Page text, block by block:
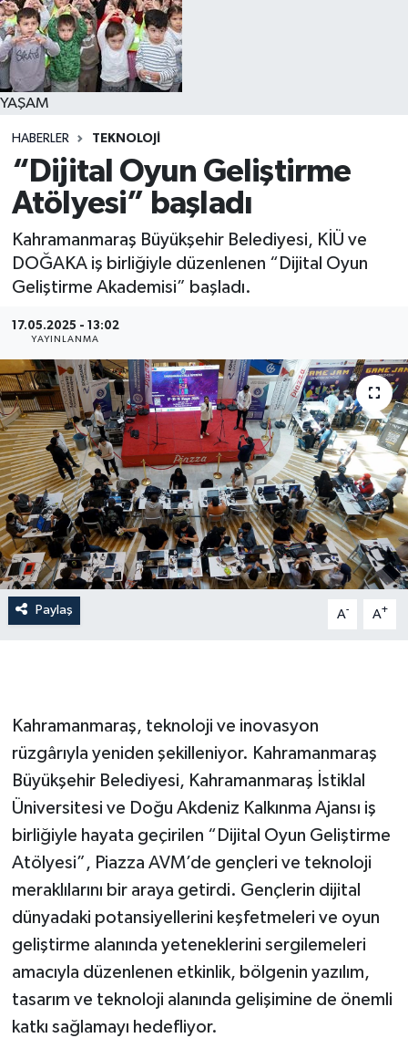
YAŞAM
HABERLER TEKNOLOJİ
“Dijital Oyun Geliştirme
Atölyesi” başladı
Kahramanmaraş Büyükşehir Belediyesi, KİÜ ve
DOĞAKA iş birliğiyle düzenlenen “Dijital Oyun
Geliştirme Akademisi” başladı.
17.05.2025 - 13:02
YAYINLANMA
Paylaş A- A+
Kahramanmaraş, teknoloji ve inovasyon
rüzgârıyla yeniden şekilleniyor. Kahramanmaraş
Büyükşehir Belediyesi, Kahramanmaraş İstiklal
Üniversitesi ve Doğu Akdeniz Kalkınma Ajansı iş
birliğiyle hayata geçirilen “Dijital Oyun Geliştirme
Atölyesi”, Piazza AVM’de gençleri ve teknoloji
meraklılarını bir araya getirdi. Gençlerin dijital
dünyadaki potansiyellerini keşfetmeleri ve oyun
geliştirme alanında yeteneklerini sergilemeleri
amacıyla düzenlenen etkinlik, bölgenin yazılım,
tasarım ve teknoloji alanında gelişimine de önemli
katkı sağlamayı hedefliyor.
YAŞAM